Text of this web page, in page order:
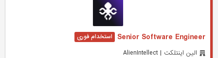
Senior Software Engineer
الین اینتلکت | AlienIntellect